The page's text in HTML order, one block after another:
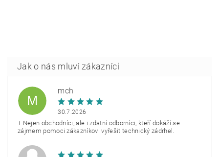
M
mch
30.7.2026
+ Nejen obchodníci, ale i zdatní odborníci, kteří dokáží se
zájmem pomoci zákazníkovi vyřešit technický zádrhel.